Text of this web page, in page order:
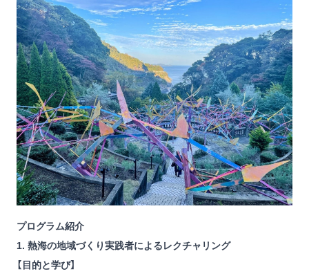
プログラム紹介
1. 熱海の地域づくり実践者によるレクチャリング
【目的と学び】